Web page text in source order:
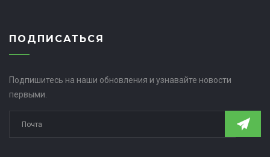
ПОДПИСАТЬСЯ
Подпишитесь на наши обновления и узнавайте новости
первыми.